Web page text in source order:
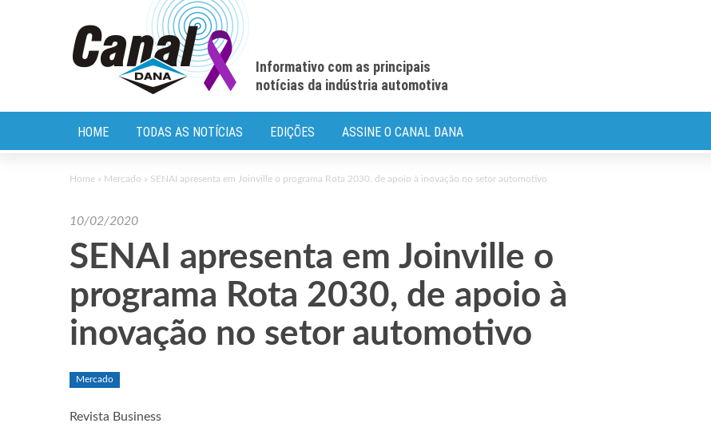
Informativo com as principais
notícias da indústria automotiva
HOME TODAS AS NOTÍCIAS EDIÇÕES ASSINE O CANAL DANA
Home » Mercado » SENAI apresenta em Joinville o programa Rota 2030, de apoio à inovação no setor automotivo
10/02/2020
SENAI apresenta em Joinville o
programa Rota 2030, de apoio à
inovação no setor automotivo
Mercado
Revista Business